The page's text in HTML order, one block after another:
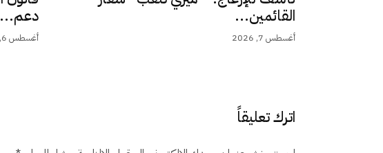
القائمين...
أغسطس 7, 2026
دعم...
أغسطس 6, 2026
اترك تعليقاً